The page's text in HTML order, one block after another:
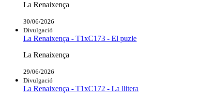
La Renaixença
30/06/2026
Divulgació
La Renaixença - T1xC173 - El puzle
La Renaixença
29/06/2026
Divulgació
La Renaixença - T1xC172 - La llitera